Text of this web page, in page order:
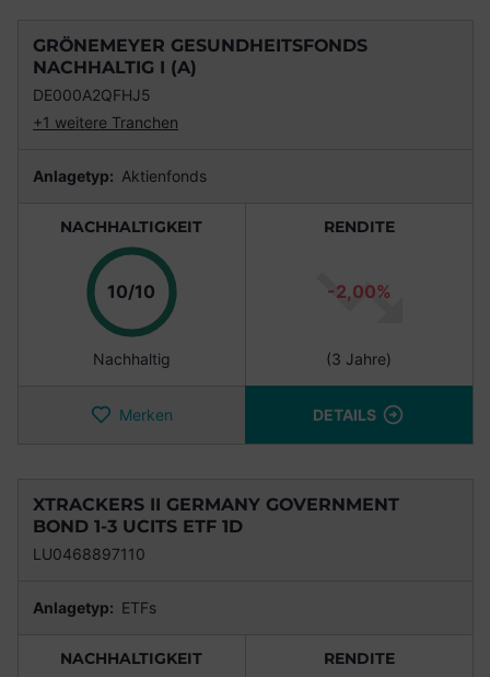
GRÖNEMEYER GESUNDHEITSFONDS
NACHHALTIG I (A)
DE000A2QFHJ5
+1 weitere Tranchen
Anlagetyp: Aktienfonds
NACHHALTIGKEIT
10/10 Punkte
Nachhaltig
RENDITE
-2,00%
(3 Jahre)
Merken DETAILS
XTRACKERS II GERMANY GOVERNMENT
BOND 1-3 UCITS ETF 1D
LU0468897110
Anlagetyp: ETFs
NACHHALTIGKEIT RENDITE